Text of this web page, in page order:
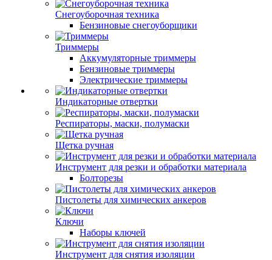
Снегоуборочная техника
Бензиновые снегоуборщики
Триммеры
Аккумуляторные триммеры
Бензиновые триммеры
Электрические триммеры
Индикаторные отвертки
Респираторы, маски, полумаски
Щетка ручная
Инструмент для резки и обработки материала
Болторезы
Пистолеты для химических анкеров
Ключи
Наборы ключей
Инструмент для снятия изоляции